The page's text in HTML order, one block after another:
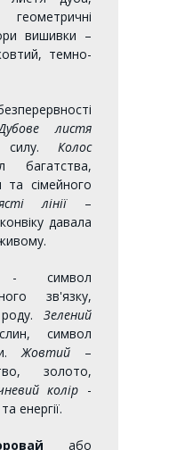
вишивки –
темно-
листя
силу. Колос
та сімейного
лінії–
давала
символ
зв'язку,
Зелений
символ
Жовтий–
золото,
колір -
енергії.
або